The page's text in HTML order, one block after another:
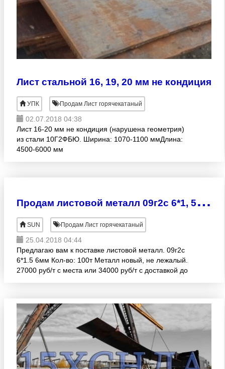
Лист стальной 16, 19, 20 мм не кондиция
УПК Продам Лист горячекатаный
02.07.2018 04:38
Лист 16-20 мм не кондиция (нарушена геометрия)
из стали 10Г2ФБЮ. Ширина: 1070-1100 ммДлина:
4500-6000 мм
П
родам листовой металл 09г2с 6*1, 5 6мм 100т
SUN Продам Лист горячекатаный
25.04.2018 04:44
Предлагаю вам к поставке листовой металл. 09г2с
6*1.5 6мм Кол-во: 100т Металл новый, не лежалый.
27000 руб/т с места или 34000 руб/т с доставкой до